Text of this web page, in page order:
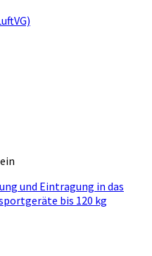
und Eintragung in das
bis 120 kg